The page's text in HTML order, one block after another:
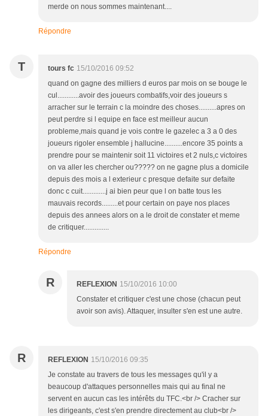
merde on nous sommes maintenant....
Répondre
T tours fc 15/10/2016 09:52
quand on gagne des milliers d euros par mois on se bouge le
cul............avoir des joueurs combatifs,voir des joueurs s
arracher sur le terrain c la moindre des choses..........apres on
peut perdre si l equipe en face est meilleur aucun
probleme,mais quand je vois contre le gazelec a 3 a 0 des
joueurs rigoler ensemble j hallucine..........encore 35 points a
prendre pour se maintenir soit 11 victoires et 2 nuls,c victoires
on va aller les chercher ou????? on ne gagne plus a domicile
depuis des mois a l exterieur c presque defaite sur defaite
donc c cuit.............j ai bien peur que l on batte tous les
mauvais records.........et pour certain on paye nos places
depuis des annees alors on a le droit de constater et meme
de critiquer..............
Répondre
R REFLEXION 15/10/2016 10:00
Constater et critiquer c'est une chose (chacun peut
avoir son avis). Attaquer, insulter s'en est une autre.
R REFLEXION 15/10/2016 09:35
Je constate au travers de tous les messages qu'il y a
beaucoup d'attaques personnelles mais qui au final ne
servent en aucun cas les intérêts du TFC.<br /> Cracher sur
les dirigeants, c'est s'en prendre directement au club<br />